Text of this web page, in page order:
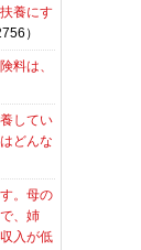
養にす
）
料は、
してい
どんな
。母の
、姉
入が低